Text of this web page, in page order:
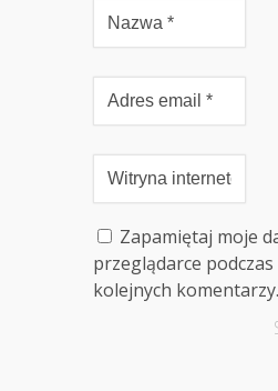
Zapamiętaj moje
przeglądarce
kolejnych komentarzy.